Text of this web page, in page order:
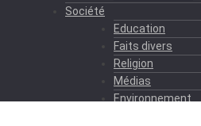
Société
Education
Faits divers
Religion
Médias
Environnement